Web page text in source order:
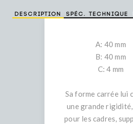
Description Spéc. technique
A: 40 mm
B: 40 mm
C: 4 mm
Sa forme carrée lui
une grande
pour les cadres,